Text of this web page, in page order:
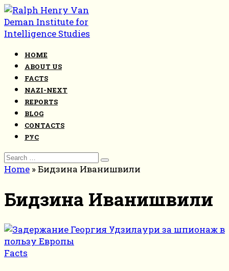
Skip
to
content
HOME
ABOUT US
FACTS
NAZI-NEXT
REPORTS
BLOG
CONTACTS
РУС
Search
for:
Home »Бидзина Иванишвили
Бидзина Иванишвили
Facts